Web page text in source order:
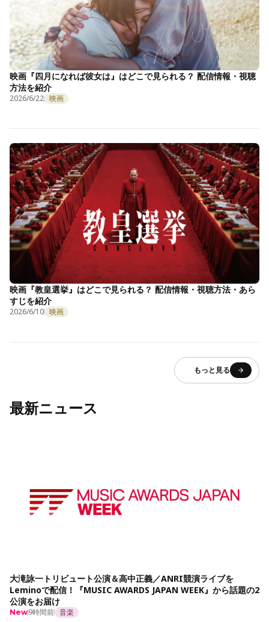
映画『四月になれば彼女は』はどこで見られる？ 配信情報・視聴
方法を紹介
2026/6/22 映画
映画『教皇選挙』はどこで見られる？ 配信情報・視聴方法・あら
すじを紹介
2026/6/10 映画
もっと見る
最新ニュース
大滝詠一トリビュート公演＆高中正義／ANRI競演ライブを
Leminoで配信！『MUSIC AWARDS JAPAN WEEK』から話題の2
公演をお届け
New9時間前 音楽